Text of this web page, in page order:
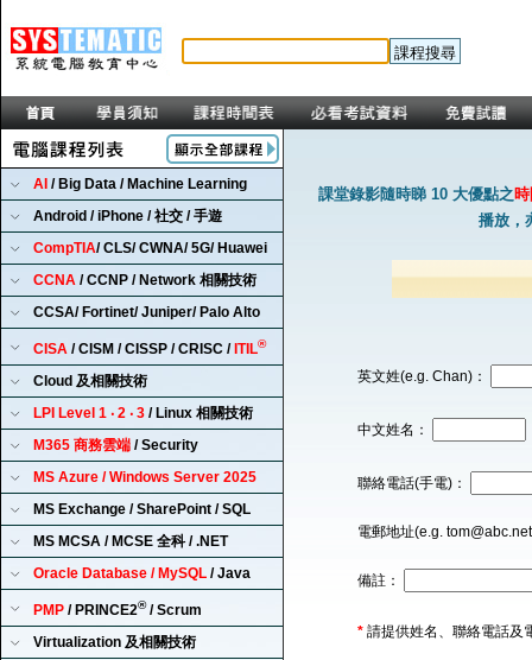
AI / Big Data / Machine Learning
Android / iPhone / 社交 / 手遊
CompTIA/ CLS/ CWNA/ 5G/ Huawei
CCNA / CCNP / Network 相關技術
CCSA/ Fortinet/ Juniper/ Palo Alto
CISA / CISM / CISSP / CRISC / ITIL®
Cloud 及相關技術
LPI Level 1 ‧ 2 ‧ 3 / Linux 相關技術
M365 商務雲端 / Security
MS Azure / Windows Server 2025
MS Exchange / SharePoint / SQL
MS MCSA / MCSE 全科 / .NET
Oracle Database / MySQL / Java
PMP / PRINCE2®/ Scrum
Virtualization 及相關技術
課堂錄影隨時睇 10 大優點之
播放，
英文姓(e.g. Chan)：
中文姓名：
聯絡電話(手電)：
電郵地址(e.g.
備註：
* 請提供姓名、聯絡電話及